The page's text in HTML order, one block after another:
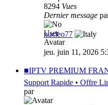
8294 Vues
Dernier message
nucleo77
jeu. juin 11, 2026
■IPTV PREMIUM
Support Rapide • Offre
par